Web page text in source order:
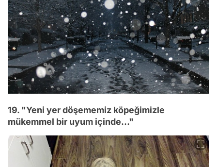
19. "Yeni yer döşememiz köpeğimizle
mükemmel bir uyum içinde..."